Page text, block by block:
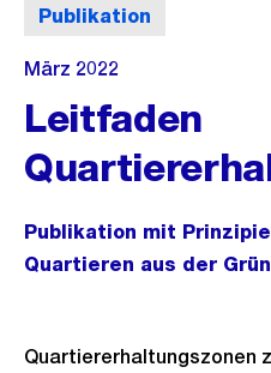
Publikation
März 2022
Leitfaden
Publikation mit
Quartieren aus der
Quartiererhaltungszonen